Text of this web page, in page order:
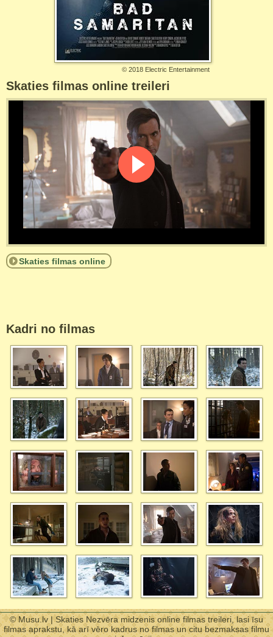
© 2018 Electric Entertainment
Skaties filmas online treileri
Skaties filmas online
Kadri no filmas
© Musu.lv | Skaties Nezvēra midzenis online filmas treileri, lasi īsu
filmas aprakstu, kā arī vēro kadrus no filmas un citu bezmaksas filmu